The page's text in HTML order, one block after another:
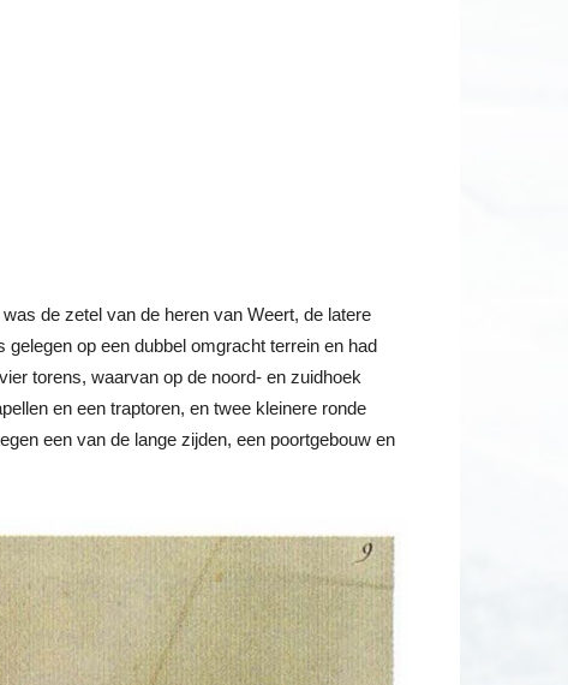
de zetel van de heren van Weert, de latere
op een dubbel omgracht terrein en had
torens, waarvan op de noord- en zuidhoek
en een traptoren, en twee kleinere ronde
een van de lange zijden, een poortgebouw en